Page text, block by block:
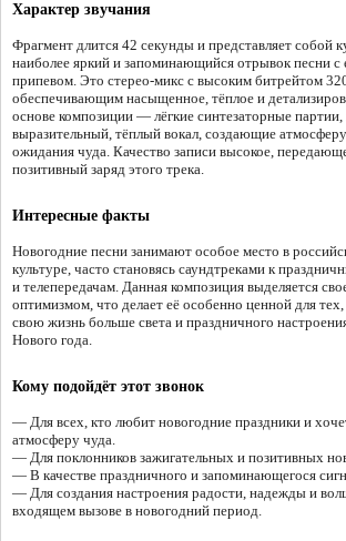
Характер звучания
Фрагмент длится 42 секунды и представляет собой
наиболее яркий и запоминающийся отрывок песни с
припевом. Это стерео-микс с высоким битрейтом
обеспечивающим насыщенное, тёплое и
основе композиции — лёгкие синтезаторные партии,
выразительный, тёплый вокал, создающие
ожидания чуда. Качество записи высокое,
позитивный заряд этого трека.
Интересные факты
Новогодние песни занимают особое место в
культуре, часто становясь саундтреками к
и телепередачам. Данная композиция выделяется
оптимизмом, что делает её особенно ценной для
свою жизнь больше света и праздничного
Нового года.
Кому подойдёт этот звонок
— Для всех, кто любит новогодние праздники и
атмосферу чуда.
— Для поклонников зажигательных и позитивных
— В качестве праздничного и запоминающегося
— Для создания настроения радости, надежды и
входящем вызове в новогодний период.